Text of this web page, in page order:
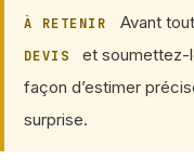
À RETENIR Avant
DEVIS
et soumettez-
façon d’estimer
surprise.